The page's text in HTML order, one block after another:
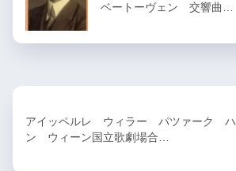
ベートーヴェン 交響曲…
アイッペルレ ウィラー パツァーク ハ
ン ウィーン国立歌劇場合…